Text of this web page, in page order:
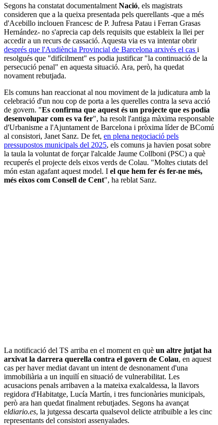
Segons ha constatat documentalment Nació, els magistrats
consideren que a la queixa presentada pels querellants -que a més
d'Acebillo inclouen Francesc de P. Jufresa Patau i Ferran Grasas
Hernández- no s'aprecia cap dels requisits que estableix la llei per
accedir a un recurs de cassació. Aquesta via es va intentar obrir
després que l'Audiència Provincial de Barcelona arxivés el cas i
resolgués que "difícilment" es podia justificar "la continuació de la
persecució penal" en aquesta situació. Ara, però, ha quedat
novament rebutjada.
Els comuns han reaccionat al nou moviment de la judicatura amb la
celebració d'un nou cop de porta a les querelles contra la seva acció
de govern. "Es confirma que aquest és un projecte que es podia
desenvolupar com es va fer", ha resolt l'antiga màxima responsable
d'Urbanisme a l'Ajuntament de Barcelona i pròxima líder de BComú
al consistori, Janet Sanz. De fet, en plena negociació pels
pressupostos municipals del 2025, els comuns ja havien posat sobre
la taula la voluntat de forçar l'alcalde Jaume Collboni (PSC) a què
recuperés el projecte dels eixos verds de Colau. "Moltes ciutats del
món estan agafant aquest model. I el que hem fer és fer-ne més,
més eixos com Consell de Cent", ha reblat Sanz.
La notificació del TS arriba en el moment en què un altre jutjat ha
arxivat la darrera querella contra el govern de Colau, en aquest
cas per haver mediat davant un intent de desnonament d'una
immobiliària a un inquilí en situació de vulnerabilitat. Les
acusacions penals arribaven a la mateixa exalcaldessa, la llavors
regidora d'Habitatge, Lucía Martín, i tres funcionàries municipals,
però ara han quedat finalment rebutjades. Segons ha avançat
eldiario.es, la jutgessa descarta qualsevol delicte atribuïble a les cinc
representants del consistori assenyalades.